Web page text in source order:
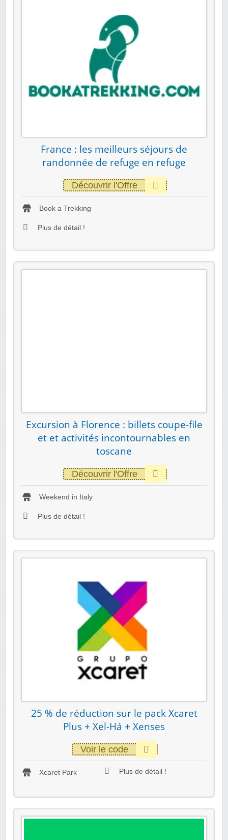
France : les meilleurs séjours de
randonnée de refuge en refuge
Découvrir l'Offre
Book a Trekking
Plus de détail !
Excursion à Florence : billets coupe-file
et et activités incontournables en
toscane
Découvrir l'Offre
Weekend in Italy
Plus de détail !
25 % de réduction sur le pack Xcaret
Plus + Xel-Há + Xenses
Voir le code
Xcaret Park Plus de détail !